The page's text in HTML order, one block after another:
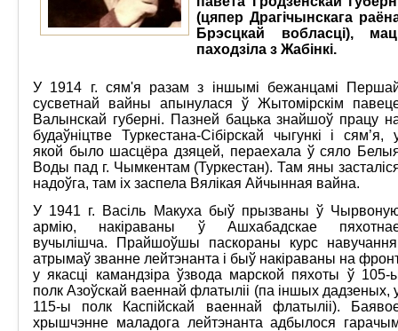
(цяпер Драгічынскага
Брэсцкай вобласці),
паходзіла з Жабінкі.
У 1914 г. сям'я разам з іншымі бежанцамі
сусветнай вайны апынулася ў Жытомірскім
Валынскай губерні. Пазней бацька знайшоў працу
будаўніцтве Туркестана-Сібірскай чыгункі і сям’я,
якой было шасцёра дзяцей, пераехала ў сяло
Воды пад г. Чымкентам (Туркестан). Там яны
надоўга, там іх заспела Вялікая Айчынная вайна.
У 1941 г. Васіль Макуха быў прызваны ў
армію, накіраваны ў Ашхабадскае
вучылішча. Прайшоўшы паскораны курс
атрымаў званне лейтэнанта і быў накіраваны на
у якасці камандзіра ўзвода марской пяхоты ў 105-
полк Азоўскай ваеннай флатыліі (па іншых дадзеных,
115-ы полк Каспійскай ваеннай флатыліі).
хрышчэнне маладога лейтэнанта адбылося